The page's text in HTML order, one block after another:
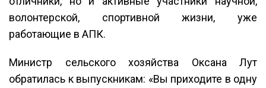
волонтерской, спортивной жизни, уже
работающие в АПК.
Министр сельского хозяйства Оксана Лут
обратилась к выпускникам: «Вы приходите в одну